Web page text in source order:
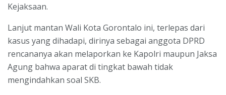
Kejaksaan.
Lanjut mantan Wali Kota Gorontalo ini, terlepas dari
kasus yang dihadapi, dirinya sebagai anggota DPRD
rencananya akan melaporkan ke Kapolri maupun Jaksa
Agung bahwa aparat di tingkat bawah tidak
mengindahkan soal SKB.